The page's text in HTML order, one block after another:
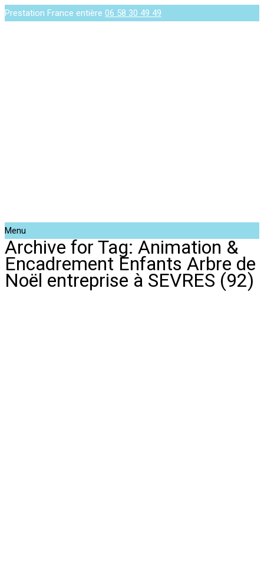
Prestation France entière 06 58 30 49 49
Menu
Archive for Tag: Animation &
Encadrement Enfants Arbre de
Noël entreprise à SEVRES (92)